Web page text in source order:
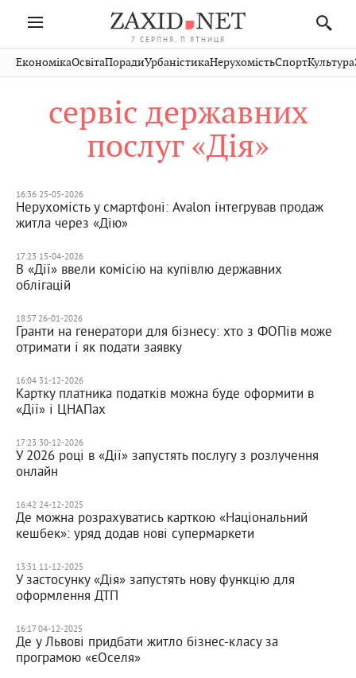
7 СЕРПНЯ, П'ЯТНИЦЯ
Івано-
Франківськ
Волинь
Закарпаття
Рівне
Чернівці
Шептицький
Стрий
Хмельницький
Вінниця
Публікації
Авто СловкоКультура
Кіно Дім СпортКраєзнавство
ФотоОсвітаНерухомість
ЕкономікаОсвітаПорадиУрбаністикаНерухомістьСпортКультура
сервіс державних
послуг «Дія»
16:36 25-05-2026
Нерухомість у смартфоні: Avalon інтегрував продаж
житла через «Дію»
17:23 15-04-2026
В «Дії» ввели комісію на купівлю державних
облігацій
18:57 26-01-2026
Гранти на генератори для бізнесу: хто з ФОПів може
отримати і як подати заявку
16:04 31-12-2026
Картку платника податків можна буде оформити в
«Дії» і ЦНАПах
17:23 30-12-2026
У 2026 році в «Дії» запустять послугу з розлучення
онлайн
16:42 24-12-2025
Де можна розрахуватись карткою «Національний
кешбек»: уряд додав нові супермаркети
13:31 11-12-2025
У застосунку «Дія» запустять нову функцію для
оформлення ДТП
16:17 04-12-2025
Де у Львові придбати житло бізнес-класу за
програмою «єОселя»